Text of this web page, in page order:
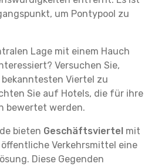
um Pontypool zu
Lage mit einem Hauch
Versuchen Sie,
Viertel zu
Sie auf Hotels, die für ihre
bewertet werden.
bieten Geschäftsviertel mit
Verkehrsmittel eine
Diese Gegenden